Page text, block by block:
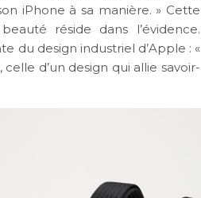
iPhone à sa manière. » Cette
réside dans l’évidence.
du design industriel d’Apple : «
d’un design qui allie savoir-